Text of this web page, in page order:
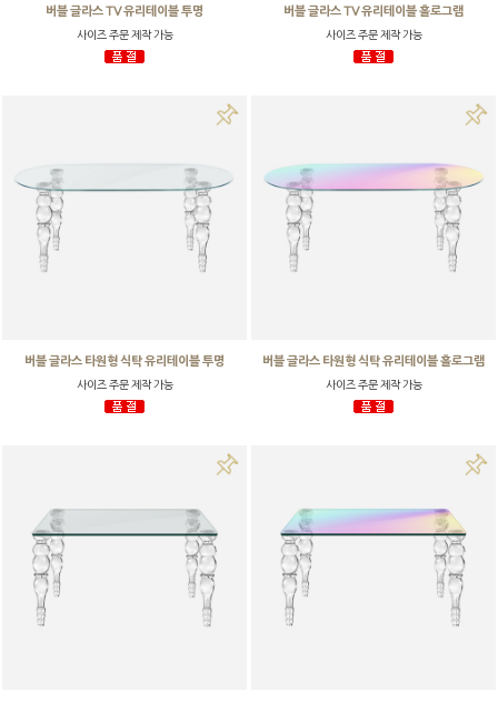
버블 글라스 TV 유리테이블 투명
사이즈 주문 제작 가능
버블 글라스 TV 유리테이블 홀로그램
사이즈 주문 제작 가능
버블 글라스 타원형 식탁 유리테이블 투명
사이즈 주문 제작 가능
버블 글라스 타원형 식탁 유리테이블 홀로그램
사이즈 주문 제작 가능